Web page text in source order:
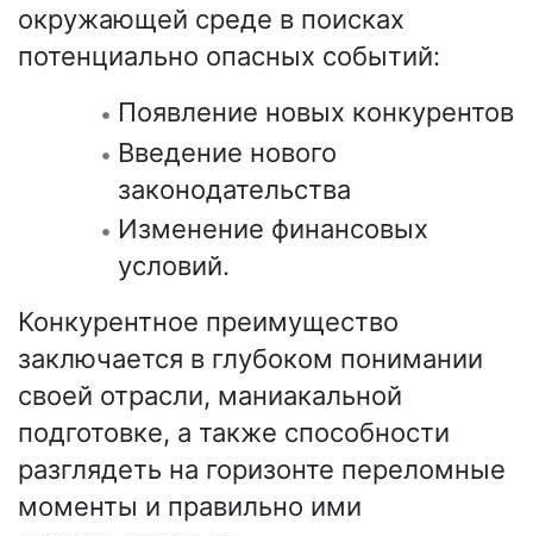
окружающей среде в поисках
потенциально опасных событий:
Появление новых конкурентов
Введение нового
законодательства
Изменение финансовых
условий.
Конкурентное преимущество
заключается в глубоком понимании
своей отрасли, маниакальной
подготовке, а также способности
разглядеть на горизонте переломные
моменты и правильно ими